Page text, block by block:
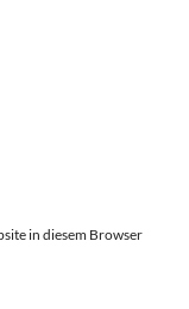
in diesem Browser